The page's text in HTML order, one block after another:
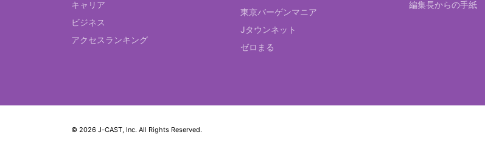
キャリア
ビジネス
アクセスランキング
東京バーゲンマニア
Jタウンネット
ゼロまる
編集長からの手紙
© 2026 J-CAST, Inc. All Rights Reserved.